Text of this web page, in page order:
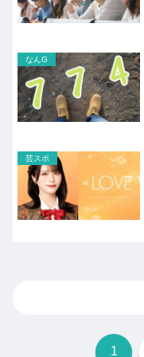
なんG
芸スポ
1